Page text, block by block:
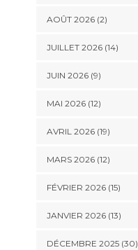
AOÛT 2026 (2)
JUILLET 2026 (14)
JUIN 2026 (9)
MAI 2026 (12)
AVRIL 2026 (19)
MARS 2026 (12)
FÉVRIER 2026 (15)
JANVIER 2026 (13)
DÉCEMBRE 2025 (30)